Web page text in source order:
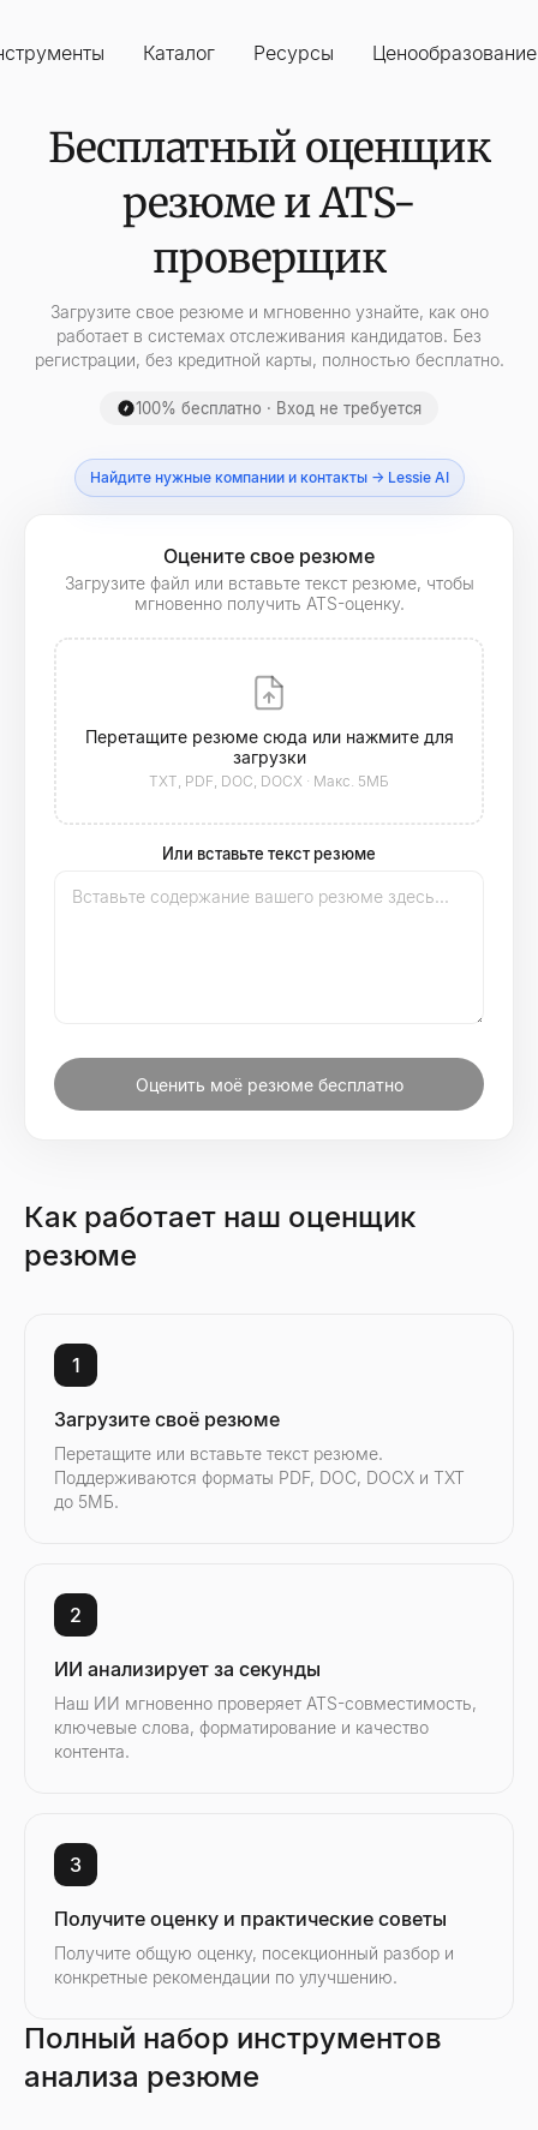
Каталог Ресурсы Ценообразование
Бесплатный оценщик
резюме и ATS-
проверщик
Загрузите свое резюме и мгновенно узнайте, как оно
работает в системах отслеживания кандидатов. Без
регистрации, без кредитной карты, полностью бесплатно.
100% бесплатно · Вход не требуется
Найдите нужные компании и контакты → Lessie AI
Оцените свое резюме
Загрузите файл или вставьте текст резюме, чтобы
мгновенно получить ATS-оценку.
Перетащите резюме сюда или нажмите для
загрузки
TXT, PDF, DOC, DOCX · Макс. 5МБ
Или вставьте текст резюме
Оценить моё резюме бесплатно
Как работает наш оценщик
резюме
1
Загрузите своё резюме
Перетащите или вставьте текст резюме.
Поддерживаются форматы PDF, DOC, DOCX и TXT
до 5МБ.
2
ИИ анализирует за секунды
Наш ИИ мгновенно проверяет ATS-совместимость,
ключевые слова, форматирование и качество
контента.
3
Получите оценку и практические советы
Получите общую оценку, посекционный разбор и
конкретные рекомендации по улучшению.
Полный набор инструментов
анализа резюме